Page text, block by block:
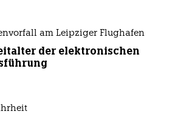
am Leipziger Flughafen
der elektronischen